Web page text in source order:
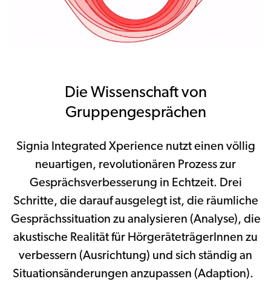
Die Wissenschaft von
Gruppengesprächen
Signia Integrated Xperience nutzt einen völlig
neuartigen, revolutionären Prozess zur
Gesprächsverbesserung in Echtzeit. Drei
Schritte, die darauf ausgelegt ist, die räumliche
Gesprächssituation zu analysieren (Analyse), die
akustische Realität für HörgeräteträgerInnen zu
verbessern (Ausrichtung) und sich ständig an
Situationsänderungen anzupassen (Adaption).